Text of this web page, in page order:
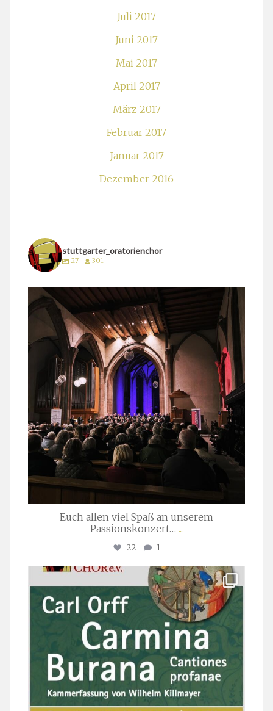
Juli 2017
Juni 2017
Mai 2017
April 2017
März 2017
Februar 2017
Januar 2017
Dezember 2016
stuttgarter_oratorienchor
27 301
stuttgarter_oratorienchor
März 24
Euch allen viel Spaß an unserem
Passionskonzert… ...
22 1
stuttgarter_oratorienchor
Juli 22